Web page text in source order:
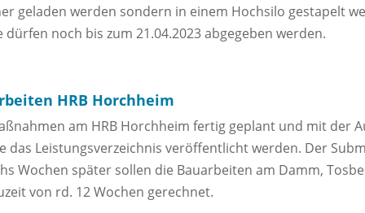
geladen werden sondern in einem Hochsilo gestapelt
noch bis zum 21.04.2023 abgegeben werden.
HRB Horchheim
am HRB Horchheim fertig geplant und mit der
das Leistungsverzeichnis veröffentlicht werden. Der
Wochen später sollen die Bauarbeiten am Damm,
von rd. 12 Wochen gerechnet.